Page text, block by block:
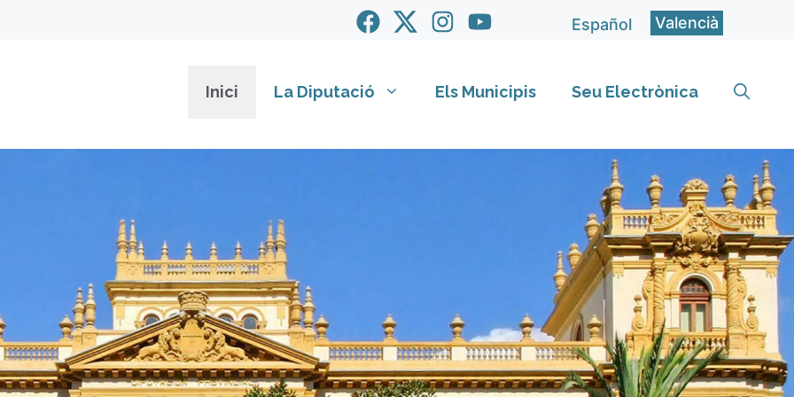
Español Valencià
Inici La Diputació Els Municipis Seu Electrònica